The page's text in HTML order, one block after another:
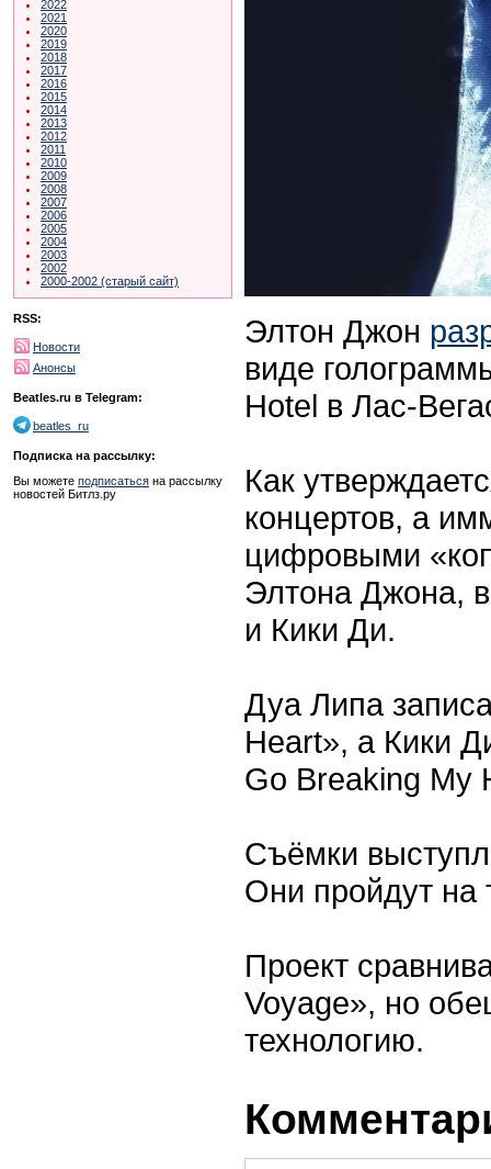
2022
2021
2020
2019
2018
2017
2016
2015
2014
2013
2012
2011
2010
2009
2008
2007
2006
2005
2004
2003
2002
2000-2002 (старый сайт)
RSS:
Новости
Анонсы
Beatles.ru в Telegram:
beatles_ru
Подписка на рассылку:
Вы можете подписаться на рассылку
новостей Битлз.ру
Элтон Джон
виде
Hotel в Лас-
Как
концертов, а
цифровыми
Элтона Джона,
и Кики Ди.
Дуа Липа
Heart», а Кики
Go Breaking My
Съёмки
Они пройдут на
Проект
Voyage», но
технологию.